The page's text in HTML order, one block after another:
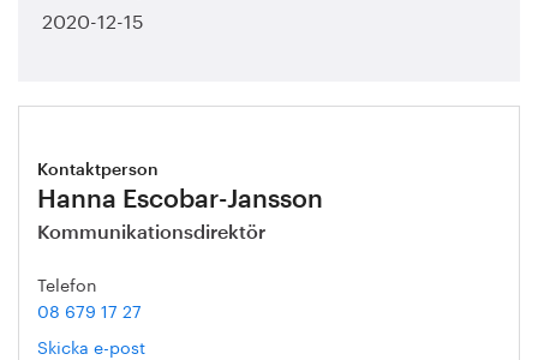
2020-12-15
Kontaktperson
Hanna Escobar-Jansson
Kommunikationsdirektör
Telefon
08 679 17 27
Skicka e-post